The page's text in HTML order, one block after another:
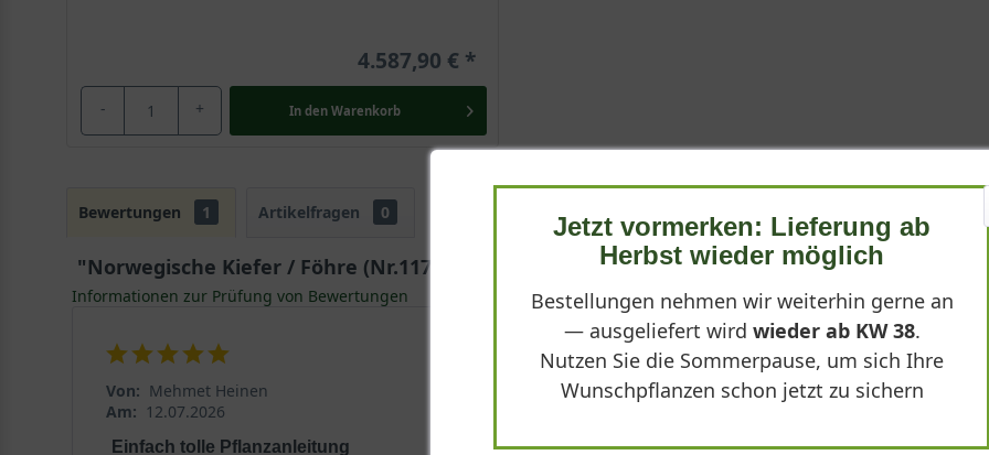
4.587,90 €
- + In den Warenkorb
Bewertungen 1 Artikelfragen 0
"Norwegische Kiefer / Föhre (Nr.1171) - Pinus sylvestris 'Norske Typ' Pinienform
Informationen zur Prüfung von Bewertungen
Von: Mehmet Heinen
Am: 12.07.2026
Einfach tolle Pflanzanleitung
Jetzt vormerken: Lieferung ab
Herbst wieder möglich
Bestellungen nehmen wir weiterhin gerne an
— ausgeliefert wird wieder ab KW 38.
Nutzen Sie die Sommerpause, um sich Ihre
Wunschpflanzen schon jetzt zu sichern